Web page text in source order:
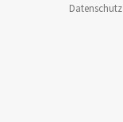
Datenschutz